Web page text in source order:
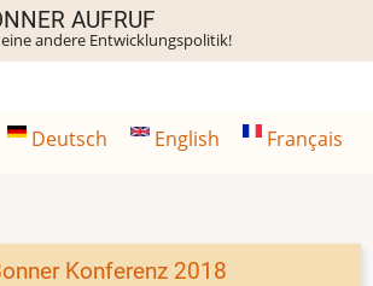
AUFRUF
andere Entwicklungspolitik!
Deutsch English Français
Konferenz 2018